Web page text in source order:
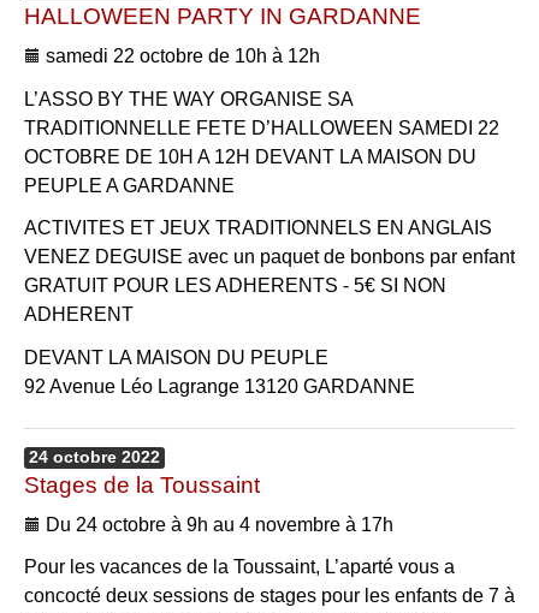
HALLOWEEN PARTY IN GARDANNE
samedi 22 octobre de 10h à 12h
L’ASSO BY THE WAY ORGANISE SA
TRADITIONNELLE FETE D’HALLOWEEN SAMEDI 22
OCTOBRE DE 10H A 12H DEVANT LA MAISON DU
PEUPLE A GARDANNE
ACTIVITES ET JEUX TRADITIONNELS EN ANGLAIS
VENEZ DEGUISE avec un paquet de bonbons par enfant
GRATUIT POUR LES ADHERENTS - 5€ SI NON
ADHERENT
DEVANT LA MAISON DU PEUPLE
92 Avenue Léo Lagrange 13120 GARDANNE
24 octobre 2022
Stages de la Toussaint
Du 24 octobre à 9h au 4 novembre à 17h
Pour les vacances de la Toussaint, L’aparté vous a
concocté deux sessions de stages pour les enfants de 7 à